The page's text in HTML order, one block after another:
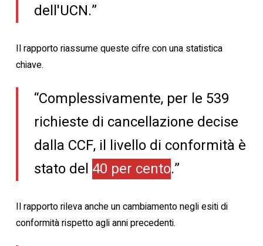
dell'UCN.”
Il rapporto riassume queste cifre con una statistica
chiave.
“Complessivamente, per le 539
richieste di cancellazione decise
dalla CCF, il livello di conformità è
stato del 40 per cento.”
Il rapporto rileva anche un cambiamento negli esiti di
conformità rispetto agli anni precedenti.